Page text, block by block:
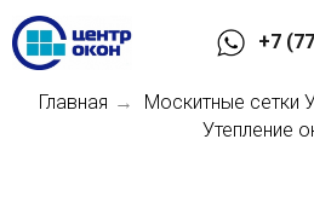
+7
Главная → Москитные сетки
Утепление